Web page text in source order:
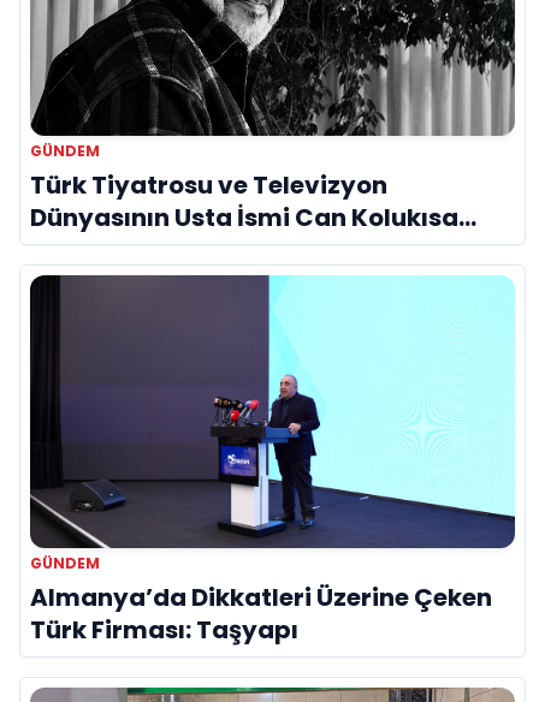
GÜNDEM
Türk Tiyatrosu ve Televizyon
Dünyasının Usta İsmi Can Kolukısa
Hayatını Kaybetti
GÜNDEM
Almanya’da Dikkatleri Üzerine Çeken
Türk Firması: Taşyapı